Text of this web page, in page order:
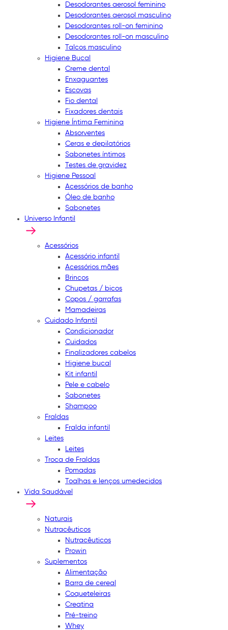
Desodorantes aerosol feminino
Desodorantes aerosol masculino
Desodorantes roll-on feminino
Desodorantes roll-on masculino
Talcos masculino
Higiene Bucal
Creme dental
Enxaguantes
Escovas
Fio dental
Fixadores dentais
Higiene Íntima Feminina
Absorventes
Ceras e depilatórios
Sabonetes íntimos
Testes de gravidez
Higiene Pessoal
Acessórios de banho
Óleo de banho
Sabonetes
Universo Infantil
Acessórios
Acessório infantil
Acessórios mães
Brincos
Chupetas / bicos
Copos / garrafas
Mamadeiras
Cuidado Infantil
Condicionador
Cuidados
Finalizadores cabelos
Higiene bucal
Kit infantil
Pele e cabelo
Sabonetes
Shampoo
Fraldas
Fralda infantil
Leites
Leites
Troca de Fraldas
Pomadas
Toalhas e lenços umedecidos
Vida Saudável
Naturais
Nutracêuticos
Nutracêuticos
Prowin
Suplementos
Alimentação
Barra de cereal
Coqueteleiras
Creatina
Pré-treino
Whey